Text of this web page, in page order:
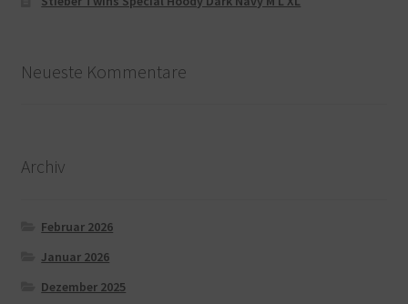
Neueste Kommentare
Archiv
Februar 2026
Januar 2026
Dezember 2025